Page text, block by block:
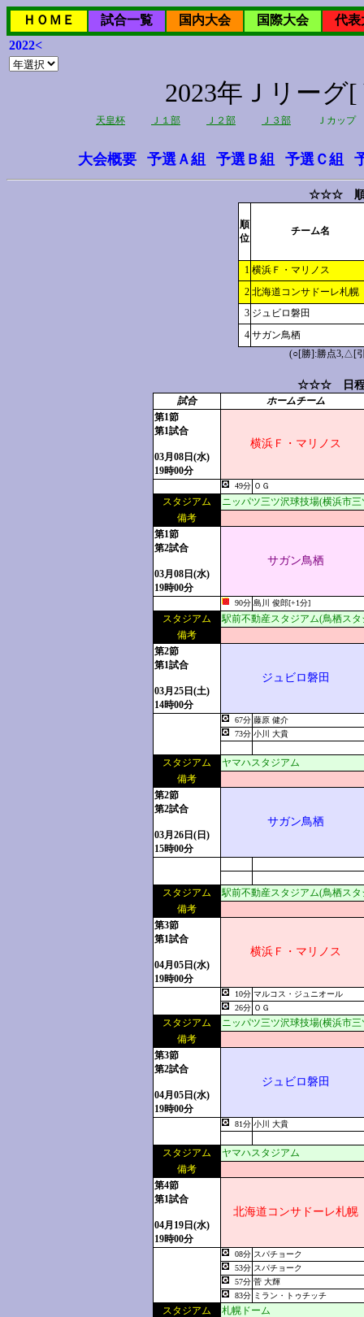
ＨＯＭＥ 試合一覧 国内大会 国際大会
代表
2022<
2023年Ｊリー
天皇杯 Ｊ１部 Ｊ２部 Ｊ３部 Ｊカップ
大会概要 予選Ａ組 予選Ｂ組 予選Ｃ組
☆☆☆ 順
順
位
チーム名
1 横浜Ｆ・マリノス
2 北海道コンサドーレ札幌
3 ジュビロ磐田
4 サガン鳥栖
(○[勝]:勝点3,△[
☆☆☆ 日程
試合
ホームチーム
第1節
第1試合
03月08日(水)
19時00分
横浜Ｆ・マリノス
49分 ＯＧ
スタジアム
ニッパツ三ツ沢球技場(横浜市
備考
第1節
第2試合
03月08日(水)
19時00分
サガン鳥栖
90分 島川 俊郎[+1分]
スタジアム
駅前不動産スタジアム(鳥栖スタ
備考
第2節
第1試合
03月25日(土)
14時00分
ジュビロ磐田
67分 藤原 健介
73分 小川 大貴
スタジアム
ヤマハスタジアム
備考
第2節
第2試合
03月26日(日)
15時00分
サガン鳥栖
スタジアム
駅前不動産スタジアム(鳥栖スタ
備考
第3節
第1試合
04月05日(水)
19時00分
横浜Ｆ・マリノス
10分 マルコス・ジュニオール
26分 ＯＧ
スタジアム
ニッパツ三ツ沢球技場(横浜市
備考
第3節
第2試合
04月05日(水)
19時00分
ジュビロ磐田
81分 小川 大貴
スタジアム
ヤマハスタジアム
備考
第4節
第1試合
04月19日(水)
19時00分
北海道コンサドーレ札幌
08分 スパチョーク
53分 スパチョーク
57分 菅 大輝
83分 ミラン・トゥチッチ
スタジアム
札幌ドーム